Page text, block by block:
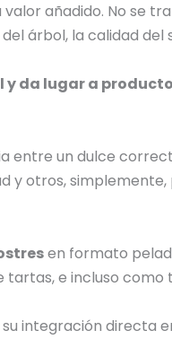
valor añadido. No se
árbol, la calidad del
da lugar a
entre un dulce
y otros, simplemente,
en formato
e incluso como
integración directa